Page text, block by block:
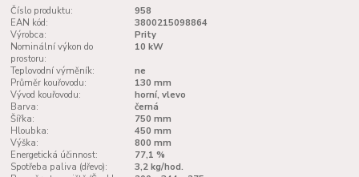
Číslo produktu:
958
EAN kód:
3800215098864
Výrobca:
Prity
Nominální výkon do
prostoru:
10 kW
Teplovodní výměník:
ne
Průměr kouřovodu:
130 mm
Vývod kouřovodu:
horní, vlevo
Barva:
černá
Šířka:
750 mm
Hloubka:
450 mm
Výška:
800 mm
Energetická účinnost:
77,1 %
Spotřeba paliva (dřevo):
3,2 kg/hod.